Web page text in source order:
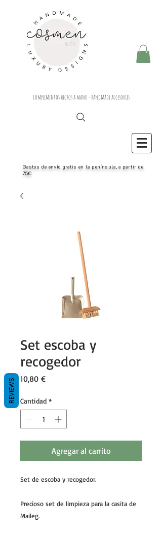
complementos hechos a mano - handmade accesories
Gastos de envío gratis en la península, a partir de
75€
Set escoba y
recogedor
10,80 €Precio
Cantidad *
Agregar al carrito
Set de escoba y recogedor.
Precioso set de limpieza para la casita de
Maileg.
REVIEWS